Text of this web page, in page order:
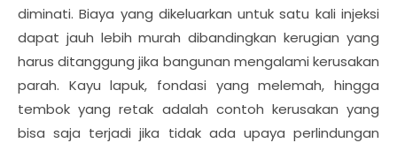
diminati. Biaya yang dikeluarkan untuk satu kali injeksi
dapat jauh lebih murah dibandingkan kerugian yang
harus ditanggung jika bangunan mengalami kerusakan
parah. Kayu lapuk, fondasi yang melemah, hingga
tembok yang retak adalah contoh kerusakan yang
bisa saja terjadi jika tidak ada upaya perlindungan